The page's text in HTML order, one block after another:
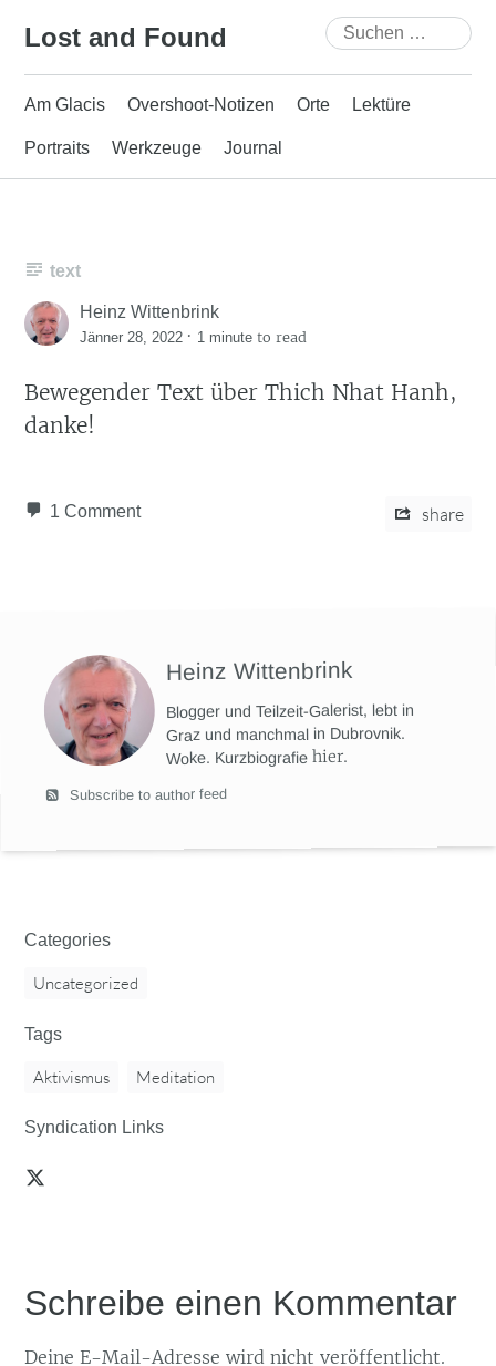
Lost and Found
Suchen
nach:
Am Glacis Overshoot-Notizen Orte Lektüre
Portraits Werkzeuge Journal
text
Heinz Wittenbrink
Jänner 28, 2022 · 1 minute to read
Bewegender Text über Thich Nhat Hanh,
danke!
1 Comment share
Heinz Wittenbrink
Blogger und Teilzeit-Galerist, lebt in
Graz und manchmal in Dubrovnik.
Woke. Kurzbiografiehier.
Subscribe to author feed
Categories
Uncategorized
Tags
Aktivismus Meditation
Syndication Links
Schreibe einen Kommentar
Deine E-Mail-Adresse wird nicht veröffentlicht.